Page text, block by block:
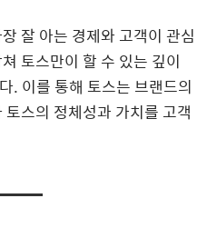
잘 아는 경제와 고객이 관심
토스만이 할 수 있는 깊이
. 이를 통해 토스는 브랜드의
스의 정체성과 가치를 고객